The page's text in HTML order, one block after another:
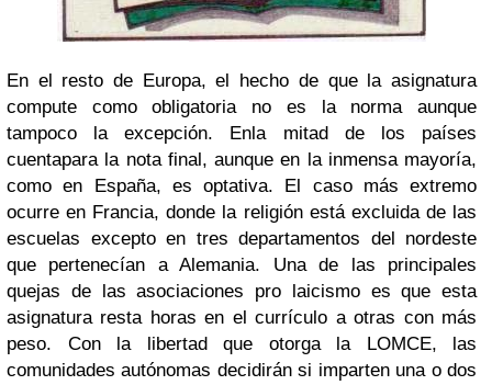
En el resto de Europa, el hecho de que la asignatura
compute como obligatoria no es la norma aunque
tampoco la excepción. En la mitad de los países
cuentapara la nota final, aunque en la inmensa mayoría,
como en España, es optativa. El caso más extremo
ocurre en Francia, donde la religión está excluida de las
escuelas excepto en tres departamentos del nordeste
que pertenecían a Alemania. Una de las principales
quejas de las asociaciones pro laicismo es que esta
asignatura resta horas en el currículo a otras con más
peso. Con la libertad que otorga la LOMCE, las
comunidades autónomas decidirán si imparten una o dos